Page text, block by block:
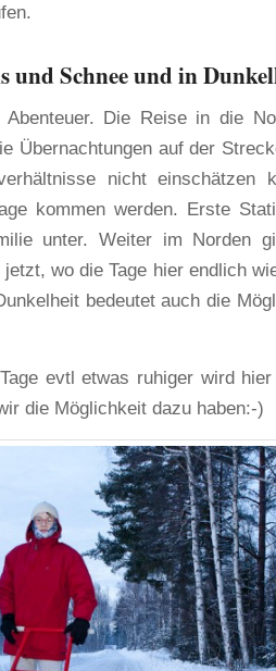
und Schnee und in
Die Reise in die
Übernachtungen auf der
nicht einschätzen
kommen werden. Erste
unter. Weiter im Norden
wo die Tage hier endlich
bedeutet auch die
evtl etwas ruhiger wird
die Möglichkeit dazu haben:-)